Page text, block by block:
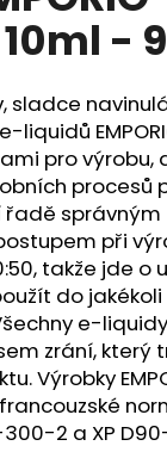
-
sladce
liquidů
pro výrobu,
procesů
řadě správným
při
takže jde o
do
e-liquidy
zrání, který
Výrobky
300-2 a XP
HLEDAT